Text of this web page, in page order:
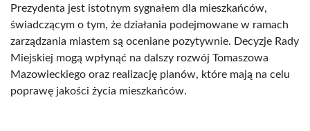
Prezydenta jest istotnym sygnałem dla mieszkańców,
świadczącym o tym, że działania podejmowane w ramach
zarządzania miastem są oceniane pozytywnie. Decyzje Rady
Miejskiej mogą wpłynąć na dalszy rozwój Tomaszowa
Mazowieckiego oraz realizację planów, które mają na celu
poprawę jakości życia mieszkańców.